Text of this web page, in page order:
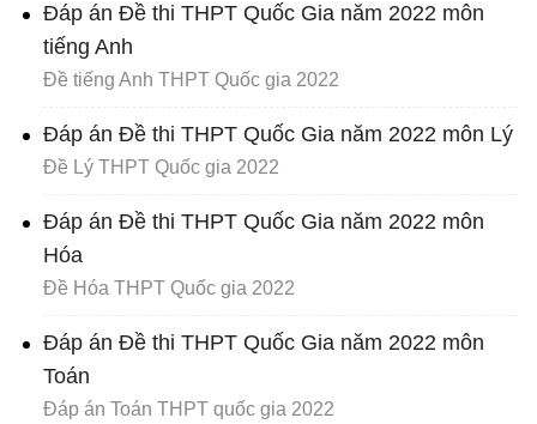
Đáp án Đề thi THPT Quốc Gia năm 2022 môn
tiếng Anh
Đề tiếng Anh THPT Quốc gia 2022
Đáp án Đề thi THPT Quốc Gia năm 2022 môn Lý
Đề Lý THPT Quốc gia 2022
Đáp án Đề thi THPT Quốc Gia năm 2022 môn
Hóa
Đề Hóa THPT Quốc gia 2022
Đáp án Đề thi THPT Quốc Gia năm 2022 môn
Toán
Đáp án Toán THPT quốc gia 2022